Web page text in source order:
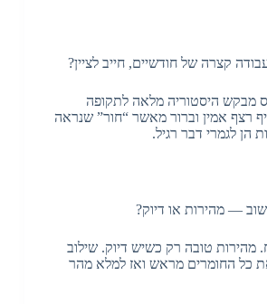
קצרה של חודשיים, חייב לציין?
מבקש היסטוריה מלאה לתקופה
רצף אמין וברור מאשר “חור” שנראה
הן לגמרי דבר רגיל.
— מהירות או דיוק?
מהירות טובה רק כשיש דיוק. שילוב
כל החומרים מראש ואז למלא מהר